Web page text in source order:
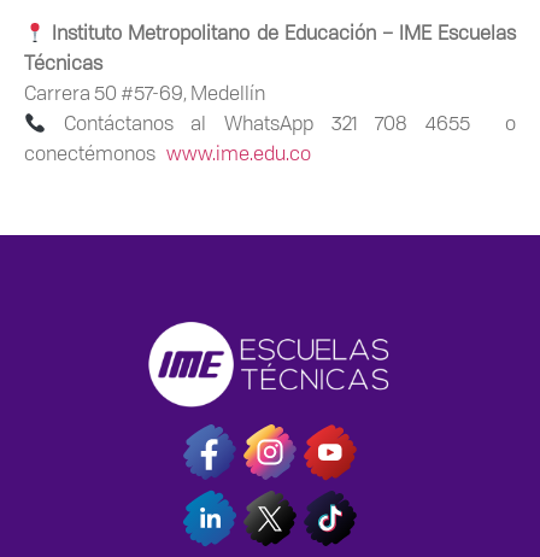
Instituto Metropolitano de Educación – IME Escuelas
Técnicas
Carrera 50 #57-69, Medellín
Contáctanos al WhatsApp 321 708 4655
o
conectémonos www.ime.edu.co